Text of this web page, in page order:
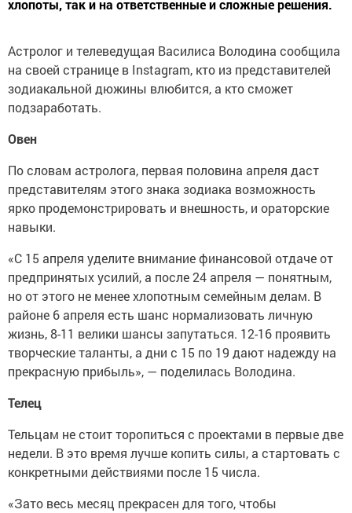
хлопоты, так и на ответственные и сложные решения.
Астролог и телеведущая Василиса Володина сообщила
на своей странице в Instagram, кто из представителей
зодиакальной дюжины влюбится, а кто сможет
подзаработать.
Овен
По словам астролога, первая половина апреля даст
представителям этого знака зодиака возможность
ярко продемонстрировать и внешность, и ораторские
навыки.
«С 15 апреля уделите внимание финансовой отдаче от
предпринятых усилий, а после 24 апреля — понятным,
но от этого не менее хлопотным семейным делам. В
районе 6 апреля есть шанс нормализовать личную
жизнь, 8-11 велики шансы запутаться. 12-16 проявить
творческие таланты, а дни с 15 по 19 дают надежду на
прекрасную прибыль», — поделилась Володина.
Телец
Тельцам не стоит торопиться с проектами в первые две
недели. В это время лучше копить силы, а стартовать с
конкретными действиями после 15 числа.
«Зато весь месяц прекрасен для того, чтобы